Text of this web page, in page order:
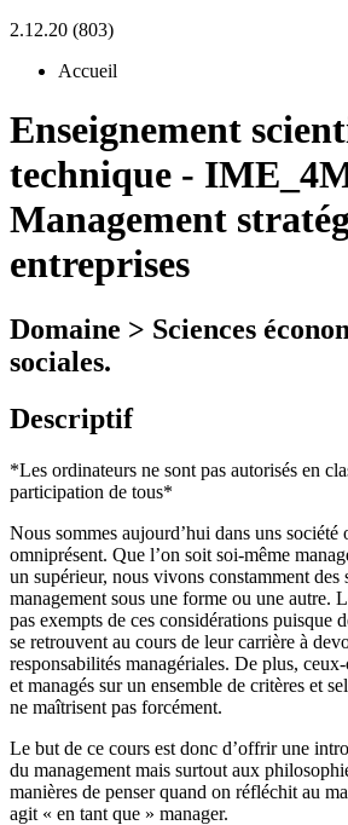
2.12.20 (803)
Accueil
Enseignement
technique -
Management
entreprises
Domaine > Sciences
sociales.
Descriptif
*Les ordinateurs ne sont pas autorisés en
participation de tous*
Nous sommes aujourd’hui dans uns société
omniprésent. Que l’on soit soi-même
un supérieur, nous vivons constamment des
management sous une forme ou une autre.
pas exempts de ces considérations puisque
se retrouvent au cours de leur carrière à
responsabilités managériales. De plus,
et managés sur un ensemble de critères et
ne maîtrisent pas forcément.
Le but de ce cours est donc d’offrir une
du management mais surtout aux
manières de penser quand on réfléchit au
agit « en tant que » manager.